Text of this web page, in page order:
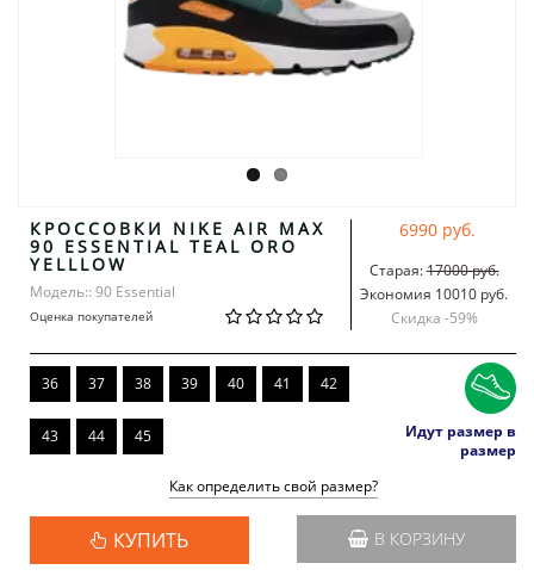
КРОССОВКИ NIKE AIR MAX
90 ESSENTIAL TEAL ORO
YELLLOW
Модель:: 90 Essential
Оценка покупателей
6990 руб.
Старая:17000 руб.
Экономия 10010 руб.
Скидка -59%
36 37 38 39 40 41 42
43 44 45
Идут размер в
размер
Как определить свой размер?
КУПИТЬ В КОРЗИНУ